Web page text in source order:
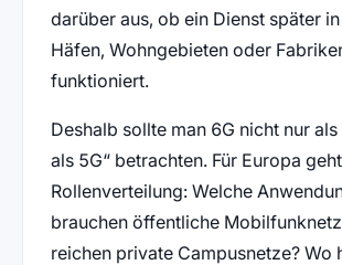
darüber aus, ob ein Dienst später
Häfen, Wohngebieten oder
funktioniert.
Deshalb sollte man 6G nicht nur als
als 5G“ betrachten. Für Europa
Rollenverteilung: Welche
brauchen öffentliche
reichen private Campusnetze? Wo